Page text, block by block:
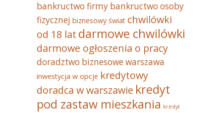
bankructwo firmy bankructwo osoby
fizycznej biznesowy świat chwilówki
od 18 lat darmowe chwilówki
darmowe ogłoszenia o pracy
doradztwo biznesowe warszawa
inwestycja w opcje kredytowy
doradca w warszawie kredyt
pod zastaw mieszkania kredyt